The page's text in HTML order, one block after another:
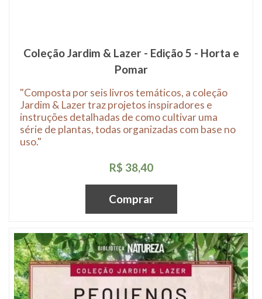
Coleção Jardim & Lazer - Edição 5 - Horta e
Pomar
"Composta por seis livros temáticos, a coleção
Jardim & Lazer traz projetos inspiradores e
instruções detalhadas de como cultivar uma
série de plantas, todas organizadas com base no
uso."
R$ 38,40
Comprar